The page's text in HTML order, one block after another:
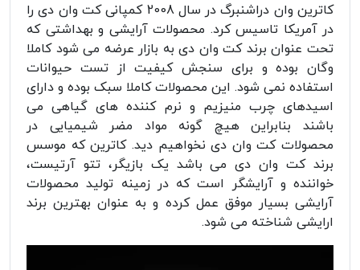
کاترین وان دراشنبرگ در سال 2008 کمپانی کت وان دی را
در آمریکا تاسیس کرد. محصولات آرایشی و بهداشتی که
تحت عنوان برند کت وان دی به بازار عرضه می شود کاملا
وگان بوده و برای سنجش کیفیت از تست حیوانات
استفاده نمی شود. این محصولات کاملا سبک بوده و دارای
اسیدهای چرب منیزیم و نرم کننده های گیاهی می
باشند بنابراین هیچ گونه مواد مضر شیمیایی در
محصولات کت وان دی نخواهیم دید. کاترین که موسس
برند کت وان دی می باشد یک بازیگر، تتو آرتیست،
خواننده و آرایشگر است که در زمینه تولید محصولات
آرایشی بسیار موفق عمل کرده و به عنوان بهترین برند
ارایشی شناخته می شود.